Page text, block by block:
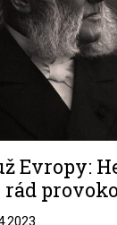
Evropy: